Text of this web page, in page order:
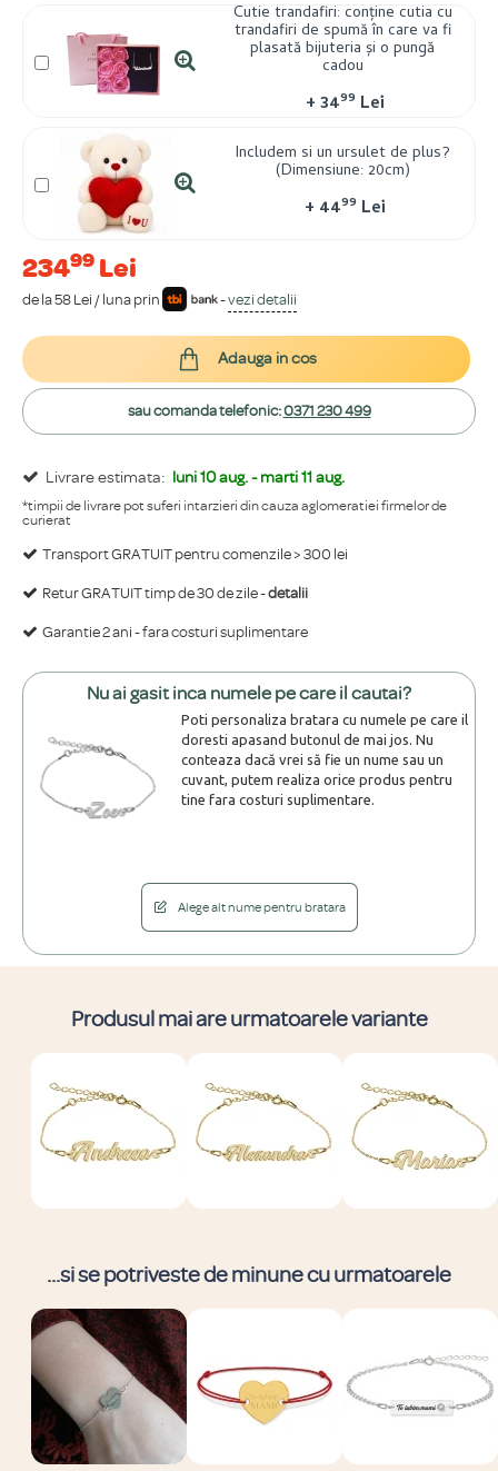
Livrare estimata: luni 10 aug. - marti 11 aug.
*timpii de livrare pot suferi intarzieri din cauza aglomeratiei firmelor de
curierat
Transport GRATUIT pentru comenzile > 300 lei
Retur GRATUIT timp de 30 de zile -detalii
Garantie 2 ani - fara costuri suplimentare
23499 Lei
de la 58 Lei / luna prin -vezi detalii
Cutie trandafiri: conține cutia cu
trandafiri de spumă în care va fi
plasată bijuteria și o pungă
cadou
+3499 Lei
Includem si un ursulet de plus?
(Dimensiune: 20cm)
+ 4499 Lei
Adauga in cos
sau comanda telefonic:0371 230 499
Nu ai gasit inca numele pe care il cautai?
Poti personaliza bratara cu numele pe care il
doresti apasand butonul de mai jos. Nu
conteaza dacă vrei să fie un nume sau un
cuvant, putem realiza orice produs pentru
tine fara costuri suplimentare.
Alege alt nume pentru bratara
Produsul mai are urmatoarele variante
...si se potriveste de minune cu urmatoarele